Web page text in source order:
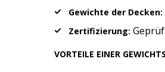
Gewichte der Decken:
Zertifizierung:
VORTEILE EINER